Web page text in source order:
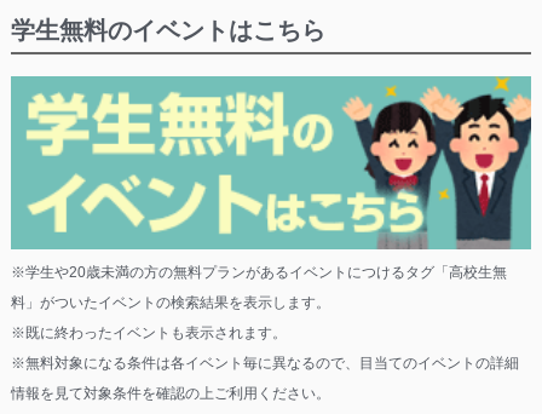
学生無料のイベントはこちら
※学生や20歳未満の方の無料プランがあるイベントにつけるタグ「高校生無
料」がついたイベントの検索結果を表示します。
※既に終わったイベントも表示されます。
※無料対象になる条件は各イベント毎に異なるので、目当てのイベントの詳細
情報を見て対象条件を確認の上ご利用ください。